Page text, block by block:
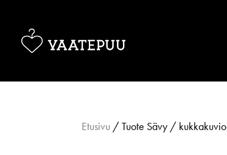
Etusivu / Tuote Sävy / kukkakuvio